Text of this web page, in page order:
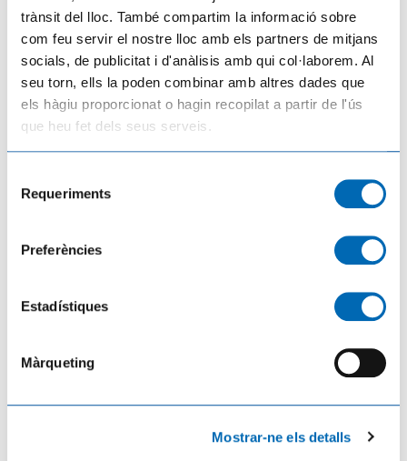
trànsit del lloc. També compartim la informació sobre
com feu servir el nostre lloc amb els partners de mitjans
socials, de publicitat i d'anàlisis amb qui col·laborem. Al
seu torn, ells la poden combinar amb altres dades que
els hàgiu proporcionat o hagin recopilat a partir de l'ús
que heu fet dels seus serveis.
Requeriments
Preferències
Estadístiques
Màrqueting
Mostrar-ne els detalls
La rehabilitació el primer semestre a la demarcació de l’Ebre creix un 45%
04/08/2026
El COPATE presenta "Camins de la Biosfera", una nova manera de descobrir i